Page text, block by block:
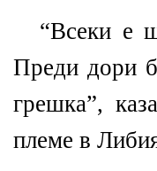
“Всеки е
Преди дори
грешка”,
племе в